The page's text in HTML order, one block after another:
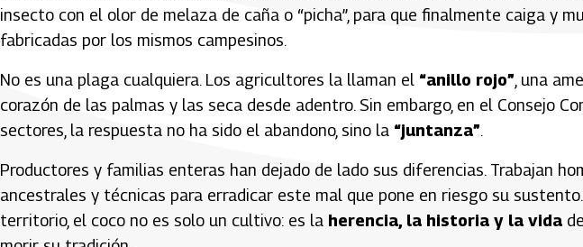
insecto con el olor de melaza de caña o “picha”, para que finalmente caiga y
fabricadas por los mismos campesinos.
No es una plaga cualquiera. Los agricultores la llaman el “anillo rojo” , una
corazón de las palmas y las seca desde adentro. Sin embargo, en el Consejo
sectores, la respuesta no ha sido el abandono, sino la “juntanza”.
Productores y familias enteras han dejado de lado sus diferencias. Trabajan
ancestrales y técnicas para erradicar este mal que pone en riesgo su
territorio, el coco no es solo un cultivo: es la herencia, la historia y la vida